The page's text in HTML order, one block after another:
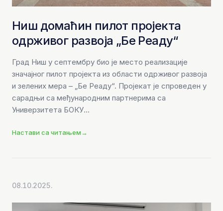
Ниш домаћин пилот пројекта
одрживог развоја „Бе Реадy“
Град Ниш у септембру био је место реализације
значајног пилот пројекта из области одрживог развоја
и зелених мера – „Бе Реадy“. Пројекат је спроведен у
сарадњи са међународним партнерима са
Универзитета БОКУ...
Настави са читањем→
08.10.2025.